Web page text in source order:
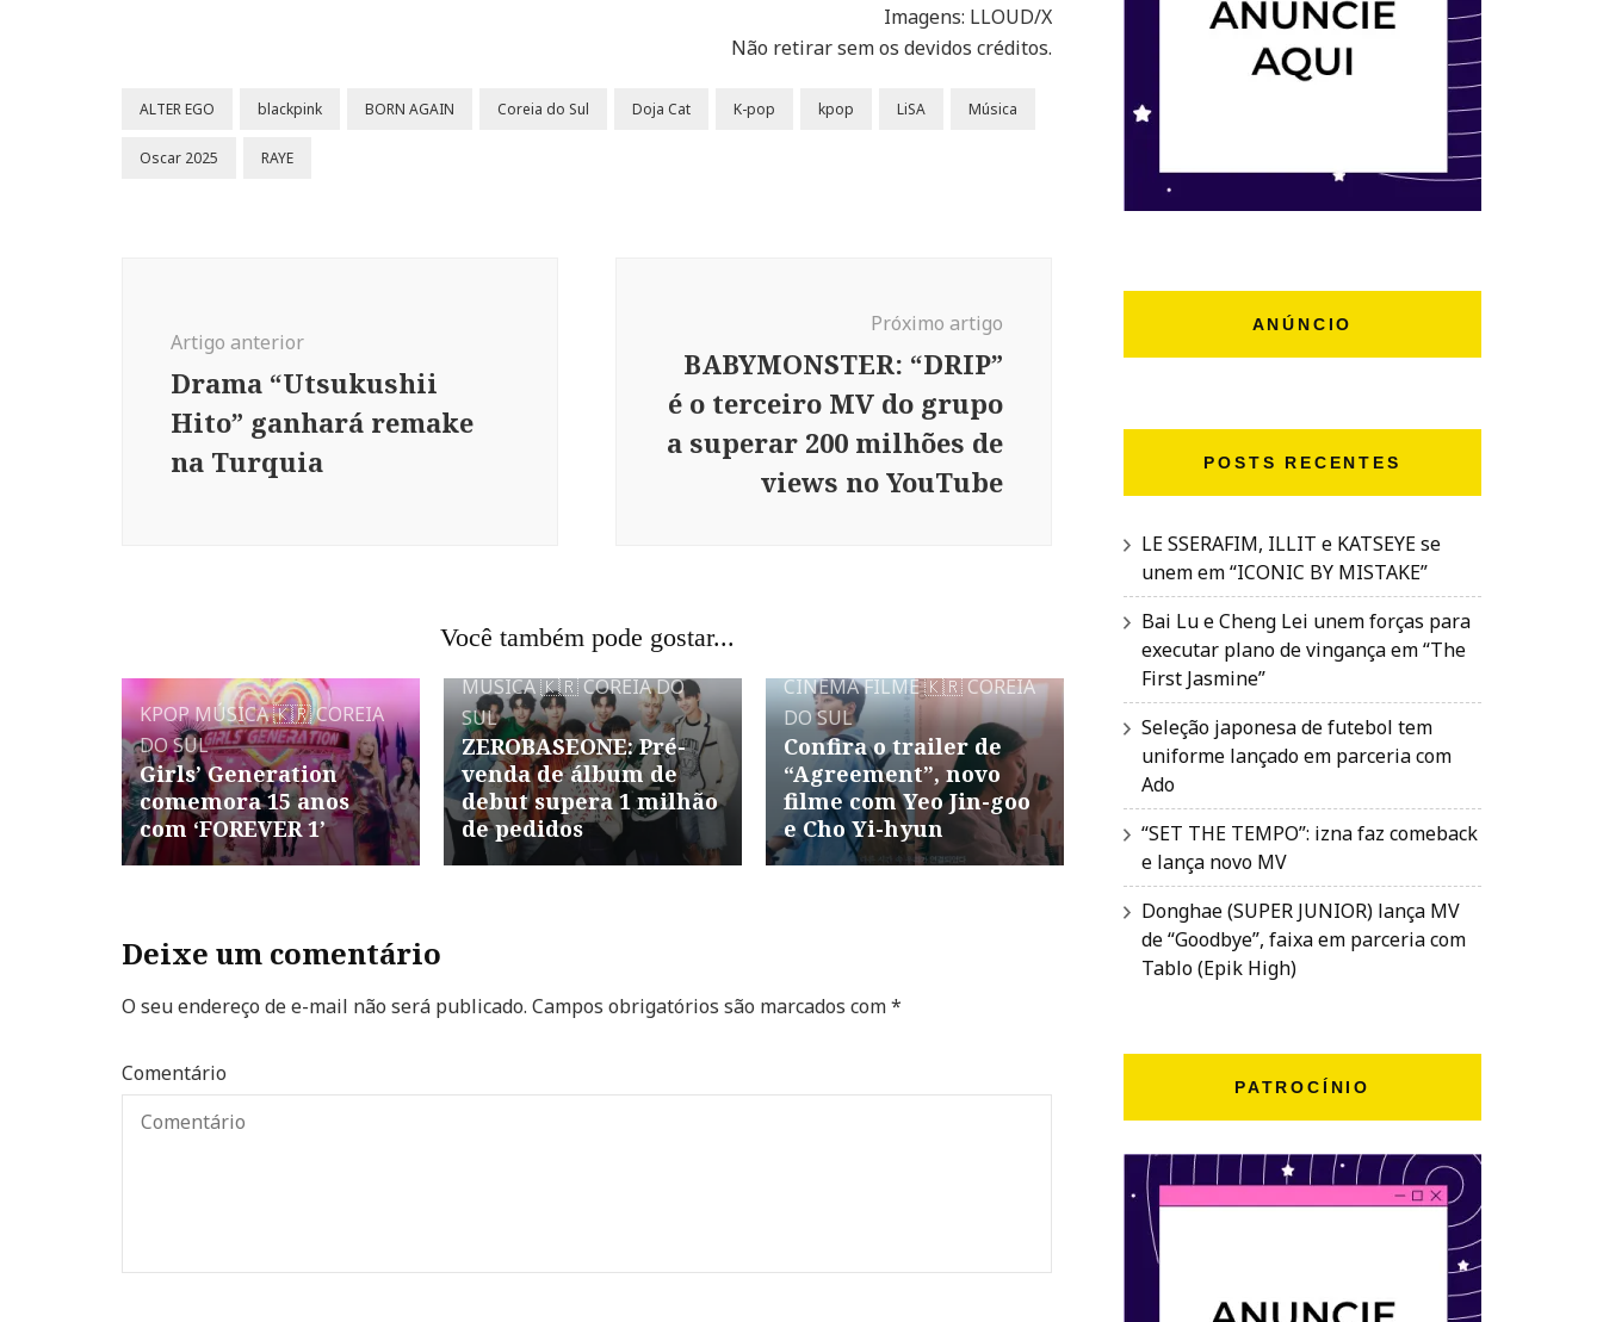
Imagens: LLOUD/X
Não retirar sem os devidos créditos.
ALTER EGO blackpink BORN AGAIN Coreia do Sul Doja Cat K-pop kpop LiSA Música
Oscar 2025 RAYE
Artigo anterior
Drama “Utsukushii
Hito” ganhará remake
na Turquia
Próximo artigo
BABYMONSTER: “DRIP”
é o terceiro MV do grupo
a superar 200 milhões de
views no YouTube
Você também pode gostar...
KPOPMÚSICA🇰🇷 COREIA
DO SUL
Girls’ Generation
comemora 15 anos
com ‘FOREVER 1’
MÚSICA🇰🇷 COREIA DO
SUL
ZEROBASEONE: Pré-
venda de álbum de
debut supera 1 milhão
de pedidos
CINEMAFILME🇰🇷 COREIA
DO SUL
Confira o trailer de
“Agreement”, novo
filme com Yeo Jin-goo
e Cho Yi-hyun
Deixe um comentário
O seu endereço de e-mail não será publicado. Campos obrigatórios são marcados com*
Comentário
ANÚNCIO
POSTS RECENTES
LE SSERAFIM, ILLIT e KATSEYE se
unem em “ICONIC BY MISTAKE”
Bai Lu e Cheng Lei unem forças para
executar plano de vingança em “The
First Jasmine”
Seleção japonesa de futebol tem
uniforme lançado em parceria com
Ado
“SET THE TEMPO”: izna faz comeback
e lança novo MV
Donghae (SUPER JUNIOR) lança MV
de “Goodbye”, faixa em parceria com
Tablo (Epik High)
PATROCÍNIO